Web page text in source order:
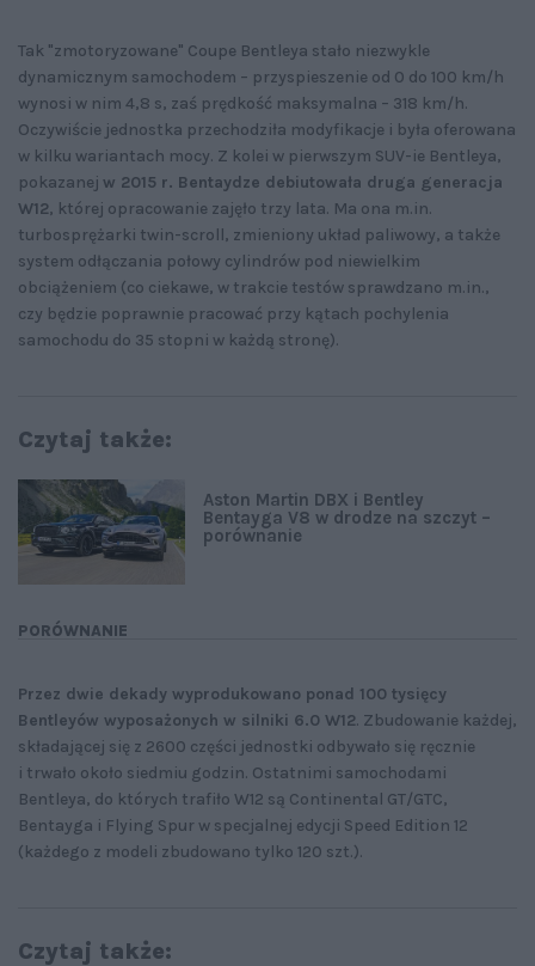
Tak "zmotoryzowane" Coupe Bentleya stało niezwykle
dynamicznym samochodem – przyspieszenie od 0 do 100 km/h
wynosi w nim 4,8 s, zaś prędkość maksymalna – 318 km/h.
Oczywiście jednostka przechodziła modyfikacje i była oferowana
w kilku wariantach mocy. Z kolei w pierwszym SUV-ie Bentleya,
pokazanej w 2015 r. Bentaydze debiutowała druga generacja
W12, której opracowanie zajęło trzy lata. Ma ona m.in.
turbosprężarki twin-scroll, zmieniony układ paliwowy, a także
system odłączania połowy cylindrów pod niewielkim
obciążeniem (co ciekawe, w trakcie testów sprawdzano m.in.,
czy będzie poprawnie pracować przy kątach pochylenia
samochodu do 35 stopni w każdą stronę).
Czytaj także:
PORÓWNANIE
Aston Martin DBX i Bentley
Bentayga V8 w drodze na szczyt –
porównanie
Przez dwie dekady wyprodukowano ponad 100 tysięcy
Bentleyów wyposażonych w silniki 6.0 W12. Zbudowanie każdej,
składającej się z 2600 części jednostki odbywało się ręcznie
i trwało około siedmiu godzin. Ostatnimi samochodami
Bentleya, do których trafiło W12 są Continental GT/GTC,
Bentayga i Flying Spur w specjalnej edycji Speed Edition 12
(każdego z modeli zbudowano tylko 120 szt.).
Czytaj także: